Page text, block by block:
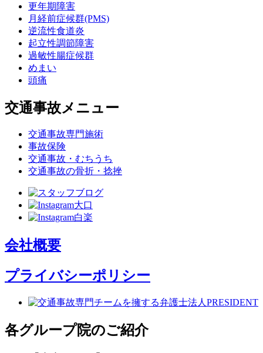
更年期障害
月経前症候群(PMS)
逆流性食道炎
起立性調節障害
過敏性腸症候群
めまい
頭痛
交通事故メニュー
交通事故専門施術
事故保険
交通事故・むちうち
交通事故の骨折・捻挫
会社概要
プライバシーポリシー
各グループ院のご紹介